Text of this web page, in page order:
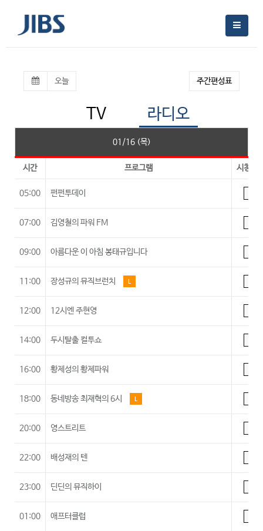
오늘
TV 라디오
주간편성표
01/16 (목)
시간 프로그램 시청등
05:00 펀펀투데이
07:00 김영철의 파워 FM
09:00 아름다운 이 아침 봉태규입니다
11:00 장성규의 뮤직브런치 L
12:00 12시엔 주현영
14:00 두시탈출 컬투쇼
16:00 황제성의 황제파워
18:00 동네방송 최재혁의 6시 L
20:00 영스트리트
22:00 배성재의 텐
23:00 딘딘의 뮤직하이
01:00 애프터클럽